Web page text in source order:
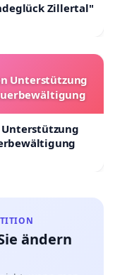
Zillertal"
Unterstützung
ändern